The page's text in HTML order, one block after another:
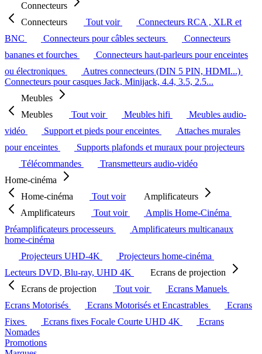
Connecteurs
Connecteurs
Tout voir
Connecteurs RCA , XLR et
BNC
Connecteurs pour câbles secteurs
Connecteurs
bananes et fourches
Connecteurs haut-parleurs pour enceintes
ou électroniques
Autres connecteurs (DIN 5 PIN, HDMI...)
Connecteurs pour casques Jack, Minijack, 4.4, 3.5, 2.5...
Meubles
Meubles
Tout voir Meubles hifi
Meubles audio-
vidéo
Support et pieds pour enceintes
Attaches murales
pour enceintes
Supports plafonds et muraux pour projecteurs
Télécommandes
Transmetteurs audio-vidéo
Home-cinéma
Home-cinéma
Tout voir
Amplificateurs
Amplificateurs
Tout voir
Amplis Home-Cinéma
Préamplificateurs processeurs
Amplificateurs multicanaux
home-cinéma
Projecteurs UHD-4K
Projecteurs home-cinéma
Lecteurs DVD, Blu-ray, UHD 4K
Ecrans de projection
Ecrans de projection
Tout voir
Ecrans Manuels
Ecrans Motorisés
Ecrans Motorisés et Encastrables
Ecrans
Fixes
Ecrans fixes Focale Courte UHD 4K
Ecrans
Nomades
Promotions